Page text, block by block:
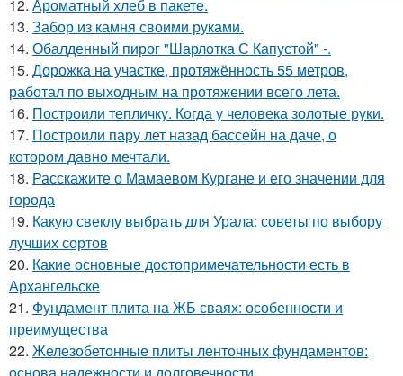
12. Ароматный хлеб в пакете.
13. Забор из камня своими руками.
14. Обалденный пирог "Шарлотка С Капустой" -.
15. Дорожка на участке, протяжённость 55 метров,
работал по выходным на протяжении всего лета.
16. Построили тепличку. Когда у человека золотые руки.
17. Построили пару лет назад бассейн на даче, о
котором давно мечтали.
18. Расскажите о Мамаевом Кургане и его значении для
города
19. Какую свеклу выбрать для Урала: советы по выбору
лучших сортов
20. Какие основные достопримечательности есть в
Архангельске
21. Фундамент плита на ЖБ сваях: особенности и
преимущества
22. Железобетонные плиты ленточных фундаментов: